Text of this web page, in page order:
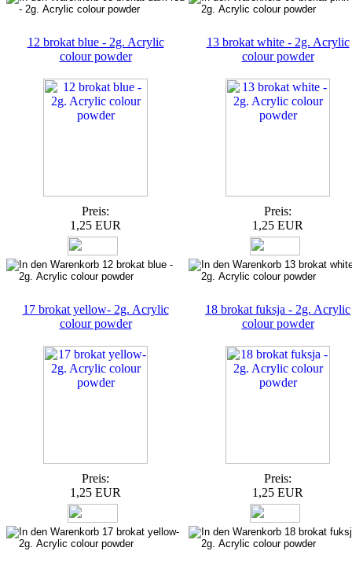
12 brokat blue - 2g. Acrylic
colour powder
Preis:
1,25 EUR
13 brokat white - 2g. Acrylic
colour powder
Preis:
1,25 EUR
17 brokat yellow- 2g. Acrylic
colour powder
Preis:
1,25 EUR
18 brokat fuksja - 2g. Acrylic
colour powder
Preis:
1,25 EUR